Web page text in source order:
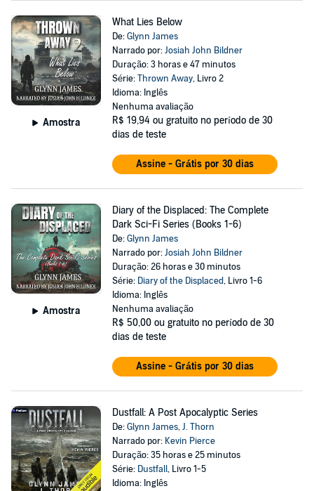
Amostra
What Lies Below
De:Glynn James
Narrado por:Josiah John Bildner
Duração: 3 horas e 47 minutos
Série:Thrown Away, Livro 2
Idioma: Inglês
Nenhuma avaliação
R$ 19,94 ou gratuito no período de 30
dias de teste
Assine - Grátis por 30 dias
Amostra
Diary of the Displaced: The Complete
Dark Sci-Fi Series (Books 1-6)
De:Glynn James
Narrado por:Josiah John Bildner
Duração: 26 horas e 30 minutos
Série: Diary of the Displaced, Livro 1-6
Idioma: Inglês
Nenhuma avaliação
R$ 50,00 ou gratuito no período de 30
dias de teste
Assine - Grátis por 30 dias
Dustfall: A Post Apocalyptic Series
De:Glynn James,J. Thorn
Narrado por: Kevin Pierce
Duração: 35 horas e 25 minutos
Série: Dustfall, Livro 1-5
Idioma: Inglês